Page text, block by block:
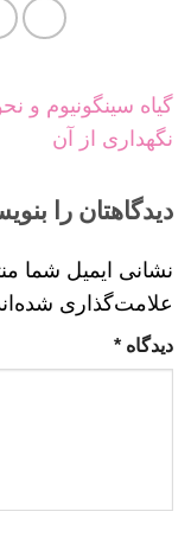
گیاه سینگونیوم و
نگهداری از آن
دیدگاهتان را
نشانی ایمیل شما
علامت‌گذاری
دیدگاه *